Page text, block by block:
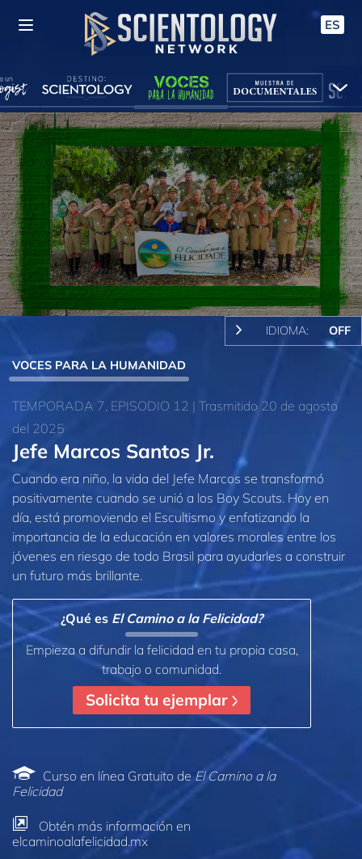
ES
IDIOMA: OFF
VOCES PARA LA HUMANIDAD
TEMPORADA 7, EPISODIO 12 | Trasmitido 20 de agosto
del 2025
Jefe Marcos Santos Jr.
Cuando era niño, la vida del Jefe Marcos se transformó
positivamente cuando se unió a los Boy Scouts. Hoy en
día, está promoviendo el Escultismo y enfatizando la
importancia de la educación en valores morales entre los
jóvenes en riesgo de todo Brasil para ayudarles a construir
un futuro más brillante.
¿Qué es El Camino a la Felicidad?
Empieza a difundir la felicidad en tu propia casa,
trabajo o comunidad.
Solicita tu ejemplar
Curso en línea Gratuito de El Camino a la
Felicidad
Obtén más información en
elcaminoalafelicidad.mx